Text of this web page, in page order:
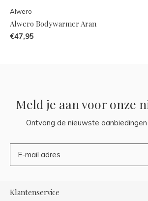
Alwero
Alwero Bodywarmer Aran
€47,95
Meld je aan voor onze
Ontvang de nieuwste
Klantenservice